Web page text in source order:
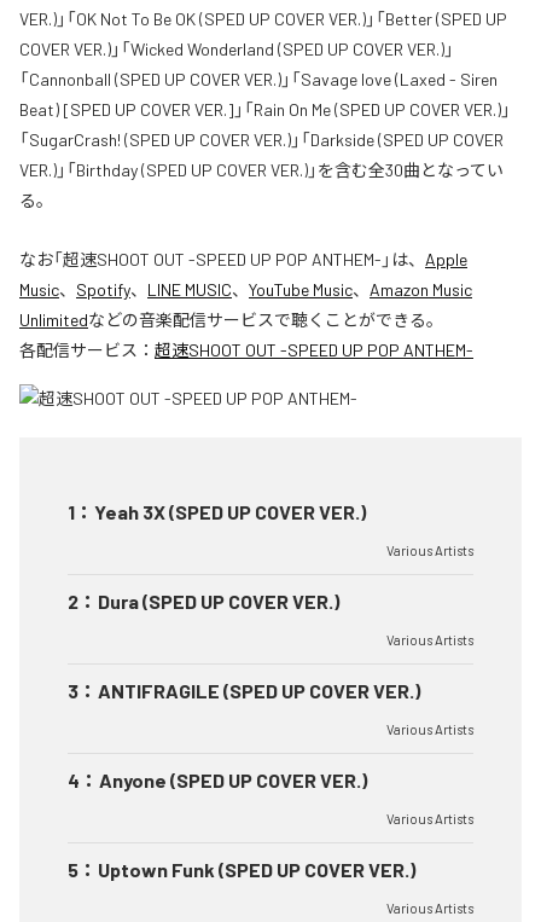
VER.)」「OK Not To Be OK (SPED UP COVER VER.)」「Better (SPED UP
COVER VER.)」「Wicked Wonderland (SPED UP COVER VER.)」
「Cannonball (SPED UP COVER VER.)」「Savage love (Laxed - Siren
Beat) [SPED UP COVER VER.]」「Rain On Me (SPED UP COVER VER.)」
「SugarCrash! (SPED UP COVER VER.)」「Darkside (SPED UP COVER
VER.)」「Birthday (SPED UP COVER VER.)」を含む全30曲となってい
る。
なお「超速SHOOT OUT -SPEED UP POP ANTHEM- 」は、 Apple
Music、 Spotify、 LINE MUSIC、 YouTube Music、 Amazon Music
Unlimitedなどの音楽配信サービスで聴くことができる。
各配信サービス： 超速SHOOT OUT -SPEED UP POP ANTHEM-
1 ： Yeah 3X (SPED UP COVER VER.)
Various Artists
2 ： Dura (SPED UP COVER VER.)
Various Artists
3 ： ANTIFRAGILE (SPED UP COVER VER.)
Various Artists
4 ： Anyone (SPED UP COVER VER.)
Various Artists
5 ： Uptown Funk (SPED UP COVER VER.)
Various Artists